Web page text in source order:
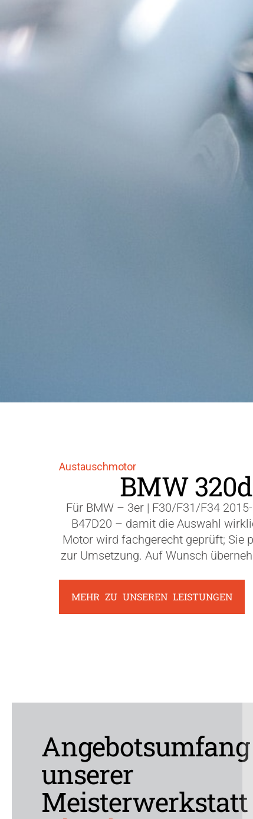
Austauschmotor
BMW 320d
Für BMW – 3er | F30/F31/F34
B47D20 – damit die Auswahl
Motor wird fachgerecht geprüft; Sie
zur Umsetzung. Auf Wunsch
MEHR ZU UNSEREN LEISTUNGEN
Angebotsumfang
unserer
Meisterwerkstatt